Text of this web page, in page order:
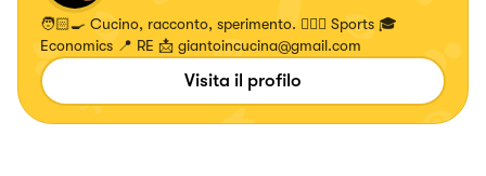
🧑🏻‍🍳 Cucino, racconto, sperimento. 🏋🏻‍♂️ Sports 🎓
Economics 📍 RE 📩 giantoincucina@gmail.com
Visita il profilo